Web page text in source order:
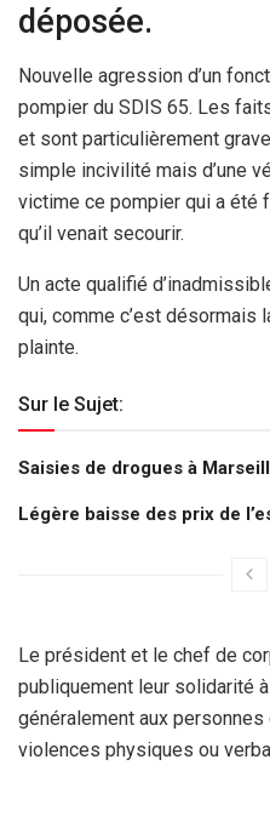
déposée.
Nouvelle agression d’un
pompier du SDIS 65. Les
et sont particulièrement
simple incivilité mais d’une
victime ce pompier qui a été
qu’il venait secourir.
Un acte qualifié
qui, comme c’est désormais
plainte.
Sur le Sujet:
Saisies de drogues à
Légère baisse des prix de
Le président et le chef de
publiquement leur solidarité
généralement aux
violences physiques ou